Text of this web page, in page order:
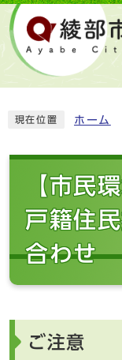
現在位置 ホーム
【市民
戸籍住
合わせ
ご注意